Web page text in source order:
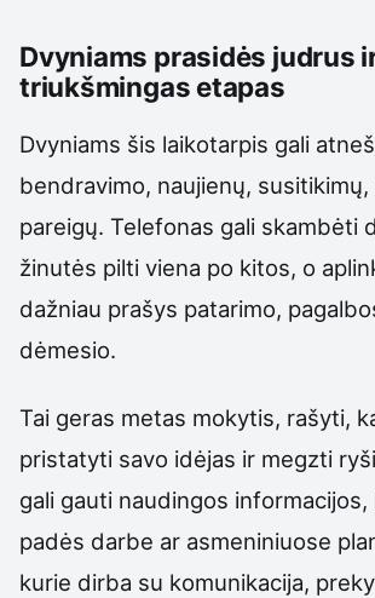
Dvyniams prasidės judrus
triukšmingas etapas
Dvyniams šis laikotarpis gali
bendravimo, naujienų,
pareigų. Telefonas gali skambėti
žinutės pilti viena po kitos, o
dažniau prašys patarimo,
dėmesio.
Tai geras metas mokytis, rašyti,
pristatyti savo idėjas ir megzti
gali gauti naudingos informacijos,
padės darbe ar asmeniniuose
kurie dirba su komunikacija,